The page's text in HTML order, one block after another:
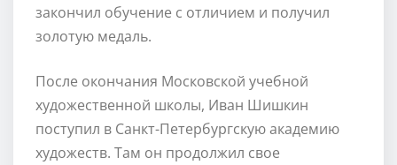
закончил обучение с отличием и получил
золотую медаль.
После окончания Московской учебной
художественной школы, Иван Шишкин
поступил в Санкт-Петербургскую академию
художеств. Там он продолжил свое